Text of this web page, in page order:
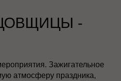
-
Зажигательное
атмосферу праздника,